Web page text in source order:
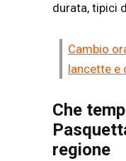
durata, tipici
Cambio
lancette e
Che
regione